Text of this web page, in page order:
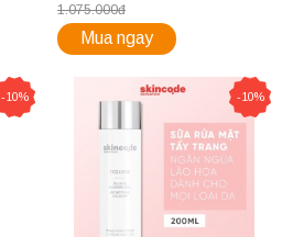
1.075.000đ
Mua ngay
-10% -10%